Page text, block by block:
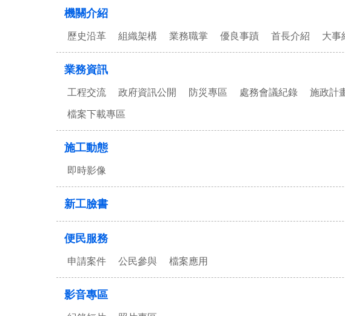
機關介紹
歷史沿革 組織架構 業務職掌 優良事蹟 首長介紹 大事
業務資訊
工程交流 政府資訊公開 防災專區 處務會議紀錄 施政計
檔案下載專區
施工動態
即時影像
新工臉書
便民服務
申請案件 公民參與 檔案應用
影音專區